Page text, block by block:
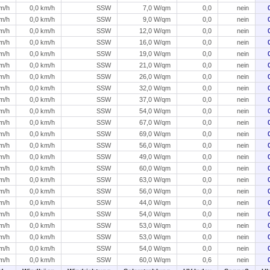
h 0,0 km/h SSW 7,0 W/qm 0,0 nein
h 0,0 km/h SSW 9,0 W/qm 0,0 nein
h 0,0 km/h SSW 12,0 W/qm 0,0 nein
h 0,0 km/h SSW 16,0 W/qm 0,0 nein
h 0,0 km/h SSW 19,0 W/qm 0,0 nein
h 0,0 km/h SSW 21,0 W/qm 0,0 nein
h 0,0 km/h SSW 26,0 W/qm 0,0 nein
h 0,0 km/h SSW 32,0 W/qm 0,0 nein
h 0,0 km/h SSW 37,0 W/qm 0,0 nein
h 0,0 km/h SSW 54,0 W/qm 0,0 nein
h 0,0 km/h SSW 67,0 W/qm 0,0 nein
h 0,0 km/h SSW 69,0 W/qm 0,0 nein
h 0,0 km/h SSW 56,0 W/qm 0,0 nein
h 0,0 km/h SSW 49,0 W/qm 0,0 nein
h 0,0 km/h SSW 60,0 W/qm 0,0 nein
h 0,0 km/h SSW 63,0 W/qm 0,0 nein
h 0,0 km/h SSW 56,0 W/qm 0,0 nein
h 0,0 km/h SSW 44,0 W/qm 0,0 nein
h 0,0 km/h SSW 54,0 W/qm 0,0 nein
h 0,0 km/h SSW 53,0 W/qm 0,0 nein
h 0,0 km/h SSW 53,0 W/qm 0,0 nein
h 0,0 km/h SSW 54,0 W/qm 0,0 nein
h 0,0 km/h SSW 60,0 W/qm 0,6 nein